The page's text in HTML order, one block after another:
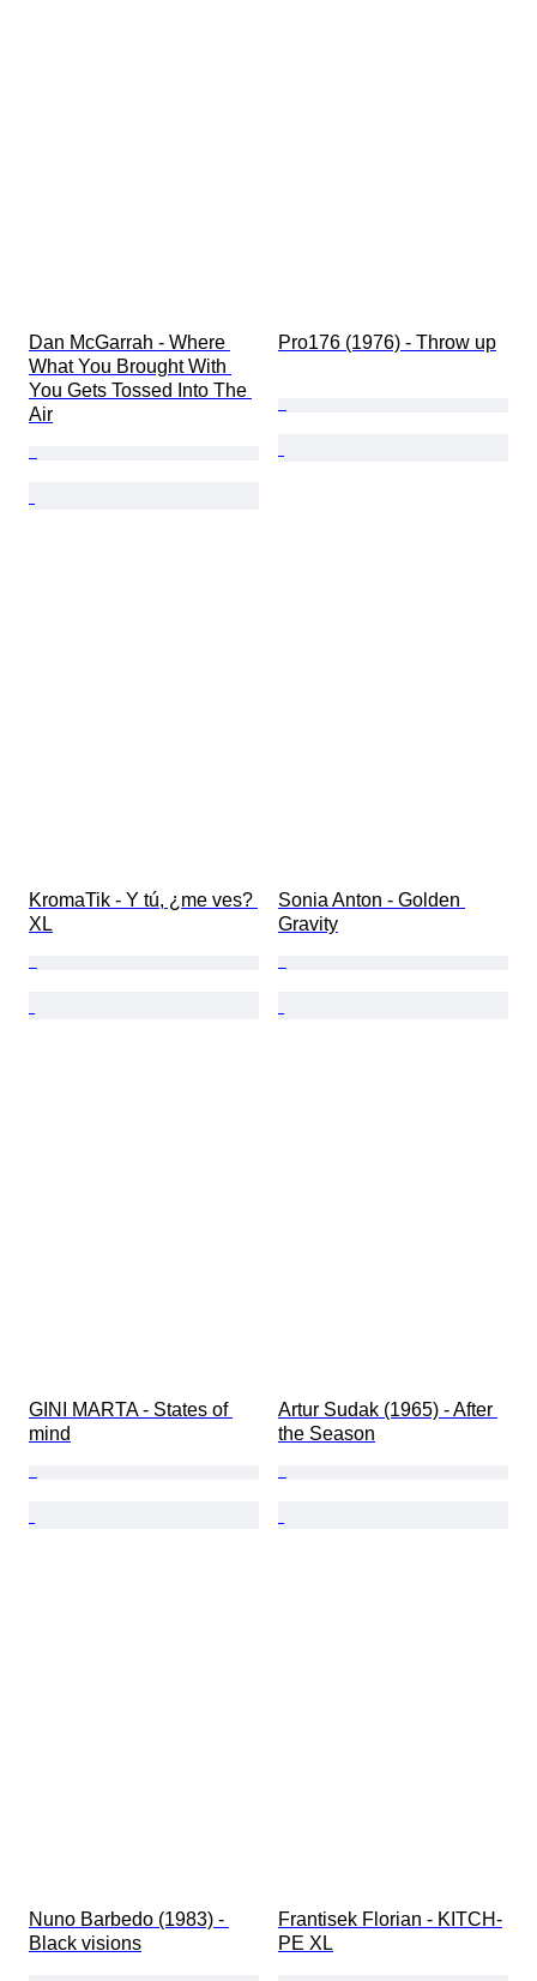
Dan McGarrah - Where
What You Brought With
You Gets Tossed Into The
Air
Pro176 (1976) - Throw up
KromaTik - Y tú, ¿me ves?
XL
Sonia Anton - Golden
Gravity
GINI MARTA - States of
mind
Artur Sudak (1965) - After
the Season
Nuno Barbedo (1983) -
Black visions
Frantisek Florian - KITCH-
PE XL